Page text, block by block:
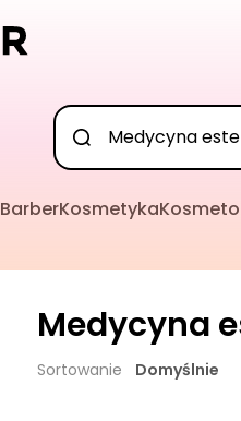
BarberKosmetyka
Medycyna
Sortowanie Domyślnie